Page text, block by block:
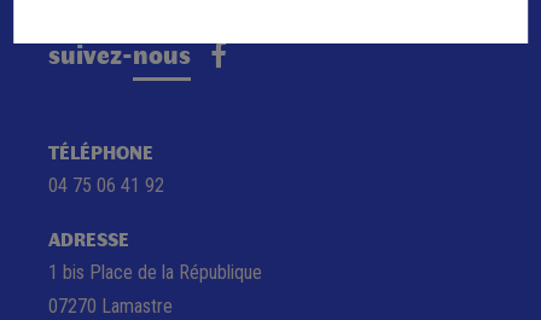
suivez-nous
TÉLÉPHONE
04 75 06 41 92
ADRESSE
1 bis Place de la République
07270 Lamastre